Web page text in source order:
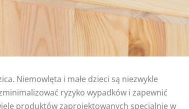
Niemowlęta i małe dzieci są niezwykle
ryzyko wypadków i zapewnić
produktów zaprojektowanych specjalnie w